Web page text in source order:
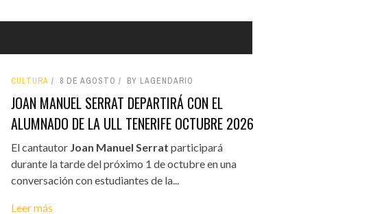
CULTURA 8 DE AGOSTO BY LAGENDARIO
JOAN MANUEL SERRAT DEPARTIRÁ CON EL
ALUMNADO DE LA ULL TENERIFE OCTUBRE 2026
El cantautor Joan Manuel Serrat participará
durante la tarde del próximo 1 de octubre en una
conversación con estudiantes de la...
Leer más